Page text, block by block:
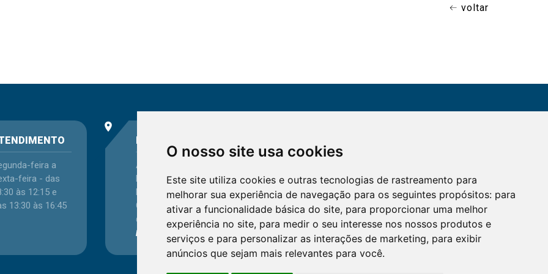
O nosso site usa cookies
Este site utiliza cookies e outras tecnologias de rastreamento para
melhorar sua experiência de navegação para os seguintes propósitos: para
ativar a funcionalidade básica do site, para proporcionar uma melhor
experiência no site, para medir o seu interesse nos nossos produtos e
serviços e para personalizar as interações de marketing, para exibir
anúncios que sejam mais relevantes para você.
voltar
feira a
feira - das
às 12:15 e
13:30 às 16:45
place
ENDEREÇO
Avenida Itaqui, 45,
Bairro Petrópolis,
Porto Alegre - RS -
CEP 90460-140
Confira as demais
localizações
no Estado
Confira os e-mailsaqui